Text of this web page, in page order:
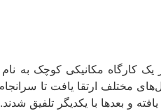
و بعدها با یکدیگر تلفیق شدند.